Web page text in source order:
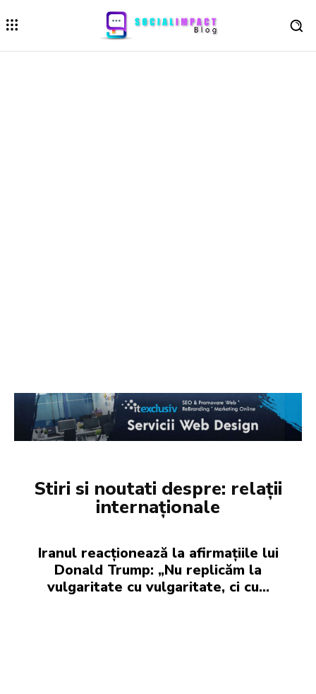
Stiri si noutati despre: relații
internaționale
Iranul reacționează la afirmațiile lui
Donald Trump: „Nu replicăm la
vulgaritate cu vulgaritate, ci cu…